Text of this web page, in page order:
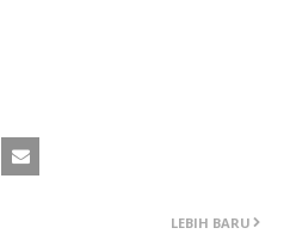
LEBIH BARU